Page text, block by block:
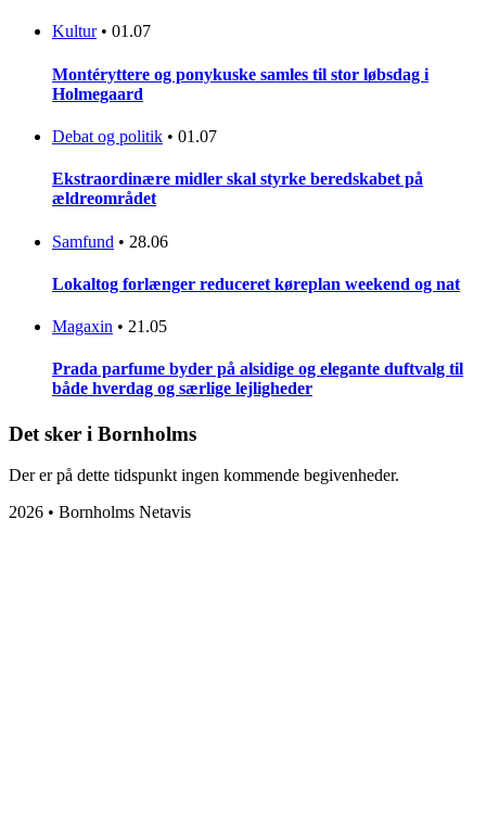
Kultur • 01.07
Montéryttere og ponykuske samles til stor løbsdag i
Holmegaard
Debat og politik • 01.07
Ekstraordinære midler skal styrke beredskabet på
ældreområdet
Samfund • 28.06
Lokaltog forlænger reduceret køreplan weekend og nat
Magaxin • 21.05
Prada parfume byder på alsidige og elegante duftvalg til
både hverdag og særlige lejligheder
Det sker i Bornholms
Der er på dette tidspunkt ingen kommende begivenheder.
2026 • Bornholms Netavis